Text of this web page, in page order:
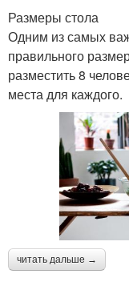
Размеры стола
Одним из самых
правильного
разместить 8
места для каждого.
читать дальше →